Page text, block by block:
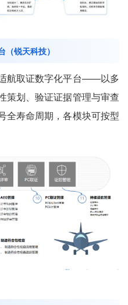
锐天科技）
航取证数字化平台——以多
策划、验证证据管理与审查
全寿命周期，各模块可按型